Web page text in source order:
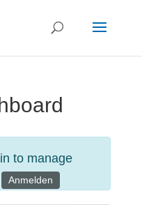
to manage
Anmelden